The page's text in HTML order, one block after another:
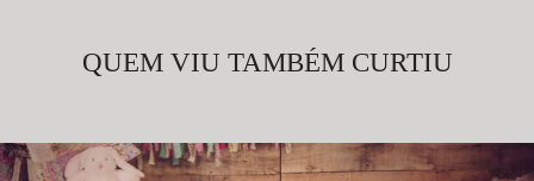
QUEM VIU TAMBÉM CURTIU